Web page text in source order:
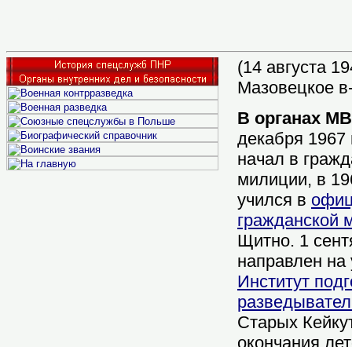
(14 августа
Мазовецкое
В органах
декабря 1967
начал в
милиции, в
учился в
гражданской
Щитно. 1
направлен на
Институт
Старых
окончания